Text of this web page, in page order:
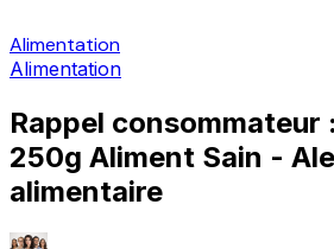
Alimentation
Alimentation
Rappel consommateur
250g Aliment Sain -
alimentaire